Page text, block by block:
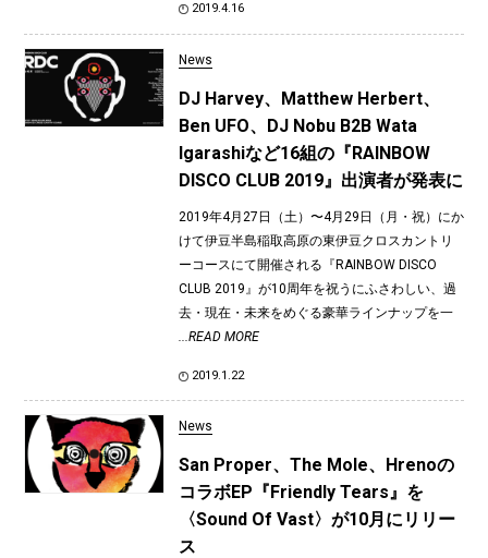
2019.4.16
News
DJ Harvey、Matthew Herbert、
Ben UFO、DJ Nobu B2B Wata
Igarashiなど16組の『RAINBOW
DISCO CLUB 2019』出演者が発表に
2019年4月27日（土）〜4月29日（月・祝）にか
けて伊豆半島稲取高原の東伊豆クロスカントリ
ーコースにて開催される『RAINBOW DISCO
CLUB 2019』が10周年を祝うにふさわしい、過
去・現在・未来をめぐる豪華ラインナップを一
...READ MORE
2019.1.22
News
San Proper、The Mole、Hrenoの
コラボEP『Friendly Tears』を
〈Sound Of Vast〉が10月にリリー
ス